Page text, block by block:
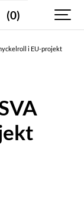
(0)
i EU-projekt